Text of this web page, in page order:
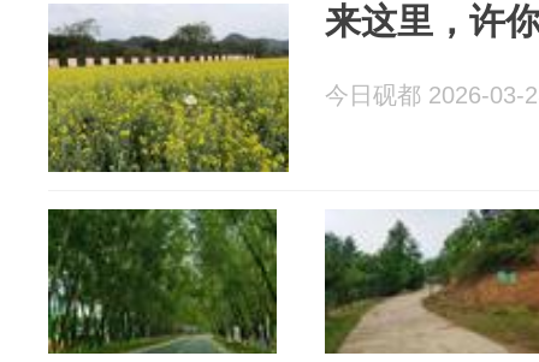
来这里，许
今日砚都 2026-03-